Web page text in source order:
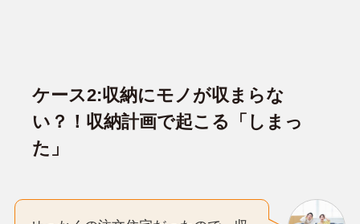
ケース2:収納にモノが収まらな
い？！収納計画で起こる「しまっ
た」